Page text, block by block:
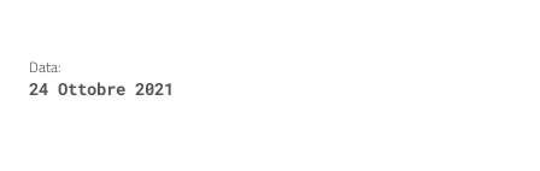
Data:
24 Ottobre 2021